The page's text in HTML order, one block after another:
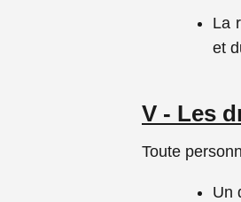
La
et
V - Les
Toute
Un